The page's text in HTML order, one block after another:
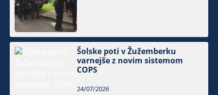
Šolske poti v Žužemberku
varnejše z novim sistemom
COPS
24/07/2026